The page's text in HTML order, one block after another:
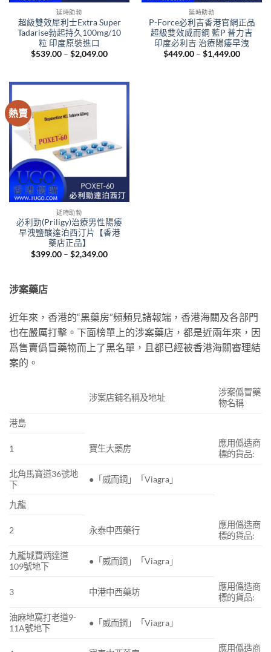
延時助勃
超級雙效犀利士Extra Super
Tadarise勃起持久100mg/10
粒 印度原裝進口
$539.00 – $2,049.00Price
$2,049.00
延時助勃
P-Force必利吉香港官網正品
超級雙效威而鋼 藍P 普力吉
印度必利吉 治療陽痿早洩
$449.00 – $1,449.00Price
熱賣
延時助勃
必利勁(Priligy)治療男性陽痿
早洩鹽酸達泊西汀片【香港
藥店正品】
$399.00 – $2,349.00Price
涉案藥店
近年來，香港的“黑藥房”頻頻見諸報端，香港海關及各部門
也在嚴厲打擊。下面榜單上的涉案藥店，都是近兩年來，因
爲售賣僞冒藥物而上了黑名單，且都已經被香港海關審理結
案的。
涉案店鋪名稱及地址
涉案僞冒藥
物名稱
港島
1 寶生大藥房
應用僞造商
標的貨品:
北角馬寶道36號地
下
●「威而鋼」「Viagra」
九龍
2 永泰中西藥行
應用僞造商
標的貨品:
九龍城賈炳達道
109號地下
●「威而鋼」「Viagra」
3 中港中西藥坊
應用僞造商
標的貨品:
油麻地窩打老道9-
11A號地下
●「威而鋼」「Viagra」
應用僞造商